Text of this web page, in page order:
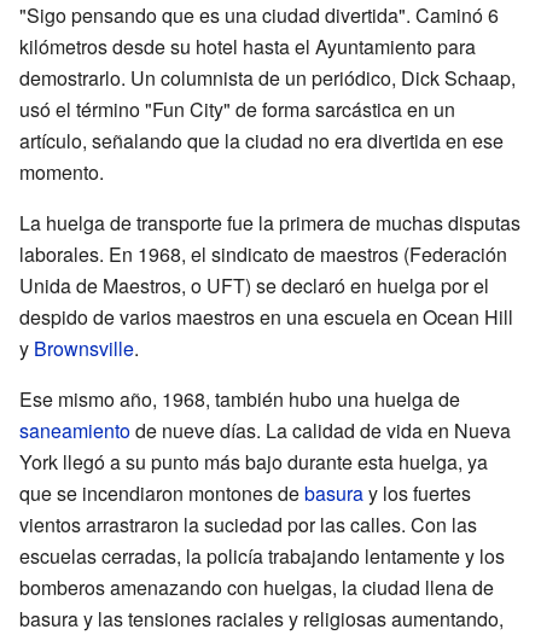
"Sigo pensando que es una ciudad divertida". Caminó 6
kilómetros desde su hotel hasta el Ayuntamiento para
demostrarlo. Un columnista de un periódico, Dick Schaap,
usó el término "Fun City" de forma sarcástica en un
artículo, señalando que la ciudad no era divertida en ese
momento.
La huelga de transporte fue la primera de muchas disputas
laborales. En 1968, el sindicato de maestros (Federación
Unida de Maestros, o UFT) se declaró en huelga por el
despido de varios maestros en una escuela en Ocean Hill
y Brownsville.
Ese mismo año, 1968, también hubo una huelga de
saneamientode nueve días. La calidad de vida en Nueva
York llegó a su punto más bajo durante esta huelga, ya
que se incendiaron montones debasuray los fuertes
vientos arrastraron la suciedad por las calles. Con las
escuelas cerradas, la policía trabajando lentamente y los
bomberos amenazando con huelgas, la ciudad llena de
basura y las tensiones raciales y religiosas aumentando,